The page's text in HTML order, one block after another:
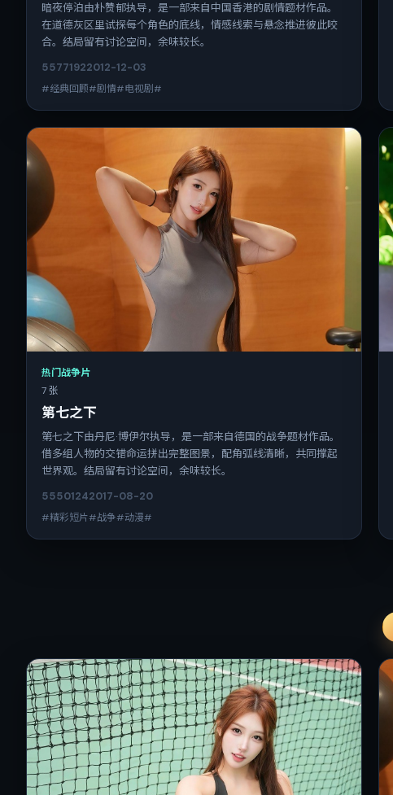
暗夜停泊由朴赞郁执导，是一部来自中国香港的剧情题材作品。
在道德灰区里试探每个角色的底线，情感线索与悬念推进彼此咬
合。结局留有讨论空间，余味较长。
55771922012-12-03
#经典回顾#剧情#电视剧#
热门战争片
7 张
第七之下
第七之下由丹尼·博伊尔执导，是一部来自德国的战争题材作品。
借多组人物的交错命运拼出完整图景，配角弧线清晰，共同撑起
世界观。结局留有讨论空间，余味较长。
55501242017-08-20
#精彩短片#战争#动漫#